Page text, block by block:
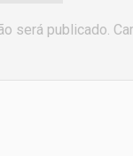
será publicado.